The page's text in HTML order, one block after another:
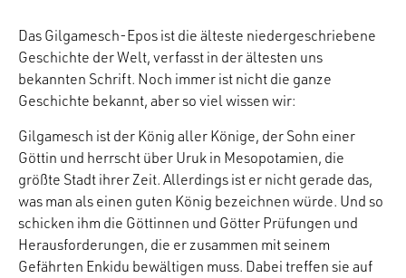
Das Gilgamesch-Epos ist die älteste niedergeschriebene
Geschichte der Welt, verfasst in der ältesten uns
bekannten Schrift. Noch immer ist nicht die ganze
Geschichte bekannt, aber so viel wissen wir:
Gilgamesch ist der König aller Könige, der Sohn einer
Göttin und herrscht über Uruk in Mesopotamien, die
größte Stadt ihrer Zeit. Allerdings ist er nicht gerade das,
was man als einen guten König bezeichnen würde. Und so
schicken ihm die Göttinnen und Götter Prüfungen und
Herausforderungen, die er zusammen mit seinem
Gefährten Enkidu bewältigen muss. Dabei treffen sie auf